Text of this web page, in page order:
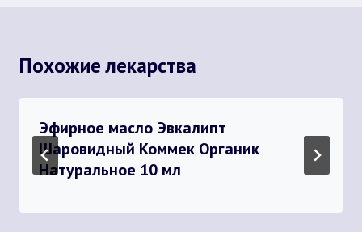
Похожие лекарства
Эфирное масло Эвкалипт
Шаровидный Коммек Органик
Натуральное 10 мл